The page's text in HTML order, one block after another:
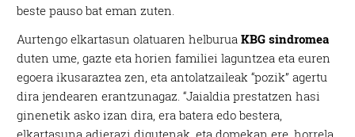
beste pauso bat eman zuten.
Aurtengo elkartasun olatuaren helburua KBG sindromea
duten ume, gazte eta horien familiei laguntzea eta euren
egoera ikusaraztea zen, eta antolatzaileak “pozik” agertu
dira jendearen erantzunagaz. “Jaialdia prestatzen hasi
ginenetik asko izan dira, era batera edo bestera,
elkartasuna adierazi digutenak, eta domekan ere, horrela